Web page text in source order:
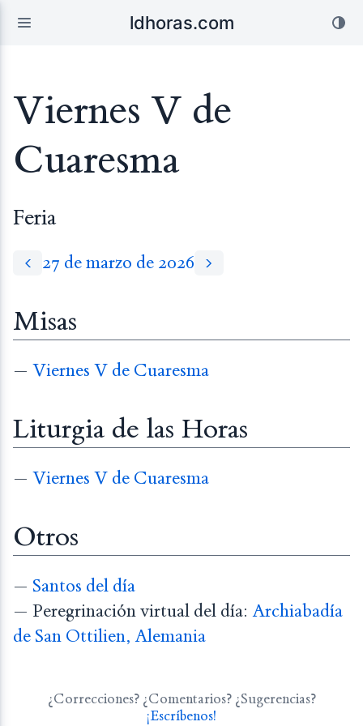
ldhoras.com
Viernes V de
Cuaresma
Feria
27 de marzo de 2026
Misas
— Viernes V de Cuaresma
Liturgia de las Horas
— Viernes V de Cuaresma
Otros
— Santos del día
— Peregrinación virtual del día: Archiabadía
de San Ottilien, Alemania
¿Correcciones? ¿Comentarios? ¿Sugerencias?
¡Escríbenos!